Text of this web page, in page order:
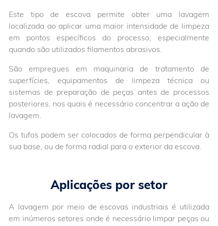
Este tipo de escova permite obter uma lavagem
localizada ao aplicar uma maior intensidade de limpeza
em pontos específicos do processo, especialmente
quando são utilizados filamentos abrasivos.
São empregues em maquinaria de tratamento de
superfícies, equipamentos de limpeza técnica ou
sistemas de preparação de peças antes de processos
posteriores, nos quais é necessário concentrar a ação de
lavagem.
Os tufos podem ser colocados de forma perpendicular à
sua base, ou de forma radial para o exterior da escova.
Aplicações por setor
A lavagem por meio de escovas industriais é utilizada
em inúmeros setores onde é necessário limpar peças ou